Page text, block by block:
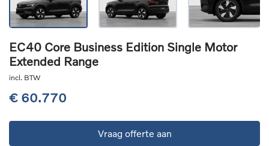
EC40 Core Business Edition Single Motor
Extended Range
incl. BTW
€ 60.770
Vraag offerte aan